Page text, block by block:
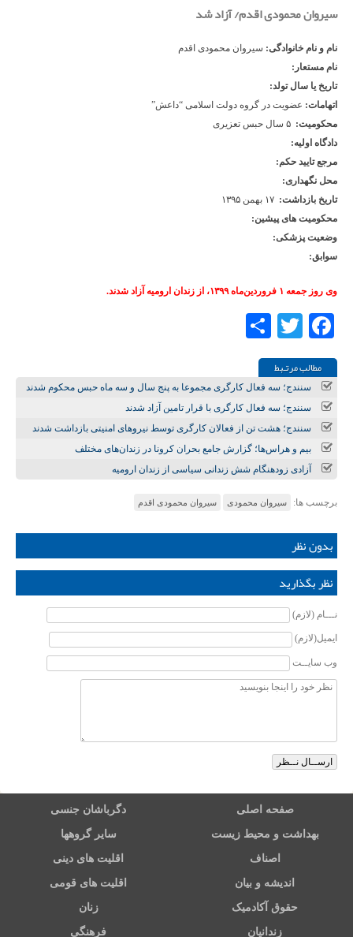
سیروان محمودی اقدم/ آزاد شد
نام و نام خانوادگی: سیروان محمودی اقدم
نام مستعار:
تاریخ یا سال تولد:
اتهامات: عضویت در گروه دولت اسلامی “داعش”
محکومیت:
دادگاه اولیه:
مرجع تایید حکم:
محل نگهداری:
تاریخ بازداشت:
محکومیت های پیشین:
وضعیت پزشکی:
سوابق:
وی روز جمعه ۱ فروردین‌ماه ۱۳۹۹، از زندان ارومیه آزاد شدند.
Facebook
Twitter
مطالب مرتـبط
سنندج؛ سه فعال کارگری مجموعا به پنج سال و سه ماه حبس محکوم شدند
سنندج؛ سه فعال کارگری با قرار تامین آزاد شدند
سنندج؛ هشت تن از فعالان کارگری توسط نیروهای امنیتی بازداشت شدند
بیم و هراس‌ها؛ گزارش جامع بحران کرونا در زندان‌های مختلف
آزادی زودهنگام شش زندانی سیاسی از زندان ارومیه
برچسب ها: سیروان محمودی سیروان محمودی اقدم
بدون نظر
نظر بگذارید
نـــام (لازم)
ایمیل(لازم)
وب سایــت
صفحه اصلی دگرباشان جنسی
بهداشت و محیط زیست سایر گروهها
اصناف اقلیت های دینی
اندیشه و بیان اقلیت های قومی
حقوق آکادمیک زنان
زندانیان فرهنگی